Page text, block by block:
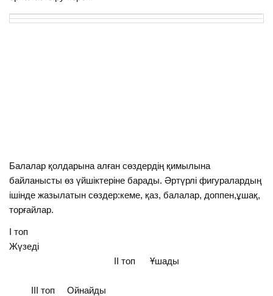
Балалар қолдарына алған сөздердің қимылына
байланысты өз үйшіктеріне барады. Әртүрлі фигуралардың
ішінде жазылатын сөздер:кеме, қаз, балалар, доппен,ұшақ,
торғайлар.
І топ
Жүзеді
ІІ топ Ұшады
ІІІ топ Ойнайды